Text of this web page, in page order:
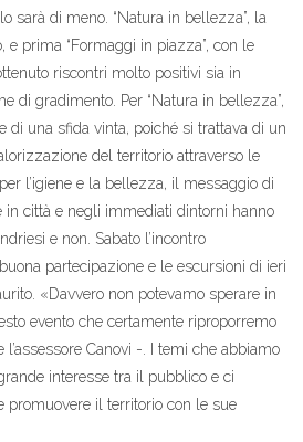
sarà di meno. “Natura in bellezza”, la
e prima “Formaggi in piazza”, con le
riscontri molto positivi sia in
di gradimento. Per “Natura in bellezza”,
di una sfida vinta, poiché si trattava di un
del territorio attraverso le
l’igiene e la bellezza, il messaggio di
in città e negli immediati dintorni hanno
e non. Sabato l’incontro
partecipazione e le escursioni di ieri
«Davvero non potevamo sperare in
evento che certamente riproporremo
l’assessore Canovi -. I temi che abbiamo
interesse tra il pubblico e ci
promuovere il territorio con le sue